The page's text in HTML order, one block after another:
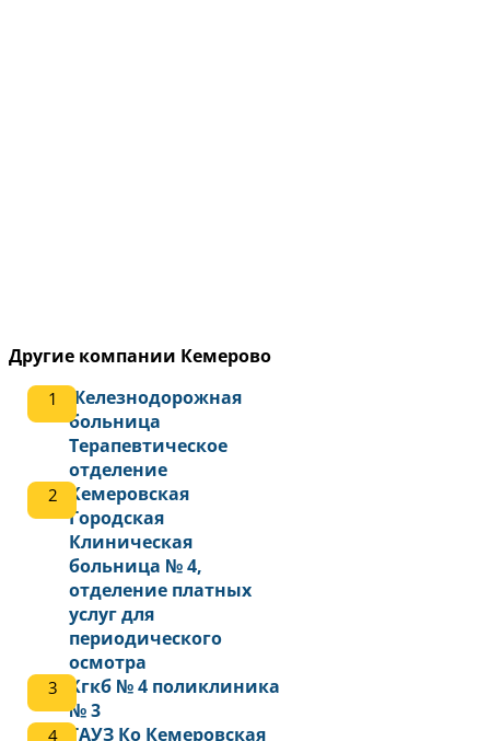
Другие компании Кемерово
Железнодорожная
больница
Терапевтическое
отделение
Кемеровская
Городская
Клиническая
больница № 4,
отделение платных
услуг для
периодического
осмотра
Кгкб № 4 поликлиника
№ 3
ГАУЗ Ко Кемеровская